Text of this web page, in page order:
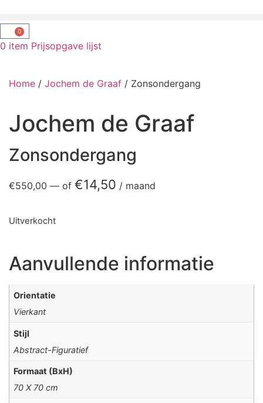
0
0 item Prijsopgave lijst
Home / Jochem de Graaf / Zonsondergang
Jochem de Graaf
Zonsondergang
€550,00 — of €14,50 / maand
Uitverkocht
Aanvullende informatie
Orientatie
Vierkant
Stijl
Abstract-Figuratief
Formaat (BxH)
70 X 70 cm